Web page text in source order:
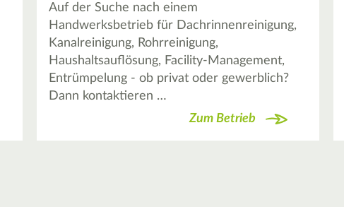
Auf der Suche nach einem
Handwerksbetrieb für Dachrinnenreinigung,
Kanalreinigung, Rohrreinigung,
Haushaltsauflösung, Facility-Management,
Entrümpelung - ob privat oder gewerblich?
Dann kontaktieren …
Zum Betrieb